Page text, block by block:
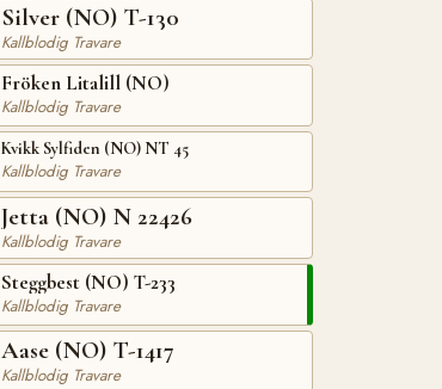
Silver (NO) T-130
Kallblodig Travare
Fröken Litalill (NO)
Kallblodig Travare
Kvikk Sylfiden (NO) NT 45
Kallblodig Travare
Jetta (NO) N 22426
Kallblodig Travare
Steggbest (NO) T-233
Kallblodig Travare
Aase (NO) T-1417
Kallblodig Travare